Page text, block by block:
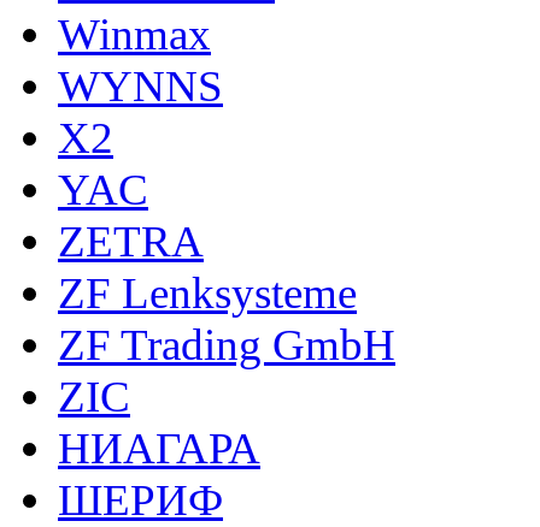
Winmax
WYNNS
X2
YAC
ZETRA
ZF Lenksysteme
ZF Trading GmbH
ZIC
НИАГАРА
ШЕРИФ